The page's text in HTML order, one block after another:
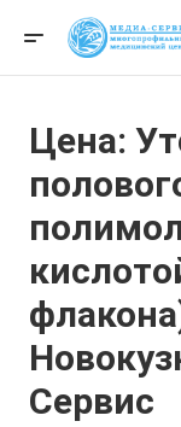
Цена:
Сервис